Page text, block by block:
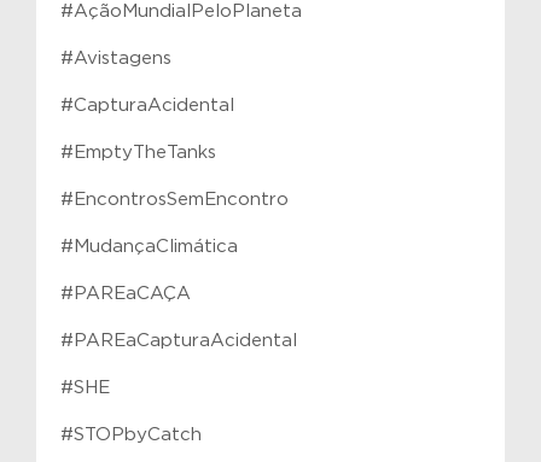
#AçãoMundialPeloPlaneta
#Avistagens
#CapturaAcidental
#EmptyTheTanks
#EncontrosSemEncontro
#MudançaClimática
#PAREaCAÇA
#PAREaCapturaAcidental
#SHE
#STOPbyCatch